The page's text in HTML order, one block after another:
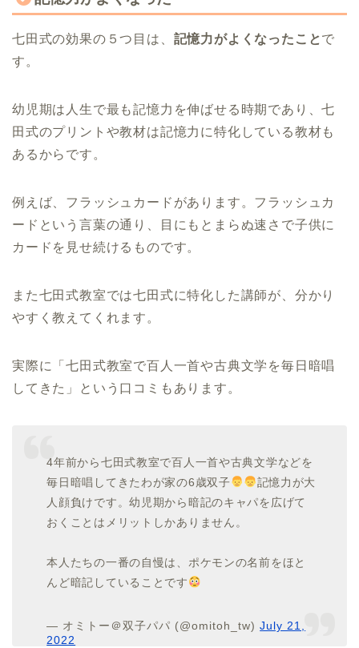
七田式の効果の５つ目は、 記憶力がよくなったことで
す。
幼児期は人生で最も記憶力を伸ばせる時期であり、七
田式のプリントや教材は記憶力に特化している教材も
あるからです。
例えば、フラッシュカードがあります。フラッシュカ
ードという言葉の通り、目にもとまらぬ速さで子供に
カードを見せ続けるものです。
また七田式教室では七田式に特化した講師が、分かり
やすく教えてくれます。
実際に「七田式教室で百人一首や古典文学を毎日暗唱
してきた」という口コミもあります。
4年前から七田式教室で百人一首や古典文学などを
毎日暗唱してきたわが家の6歳双子
記憶力が大
人顔負けです。幼児期から暗記のキャパを広げて
おくことはメリットしかありません。
本人たちの一番の自慢は、ポケモンの名前をほと
んど暗記していることです
— オミトー＠双子パパ (@omitoh_tw)July 21,
2022